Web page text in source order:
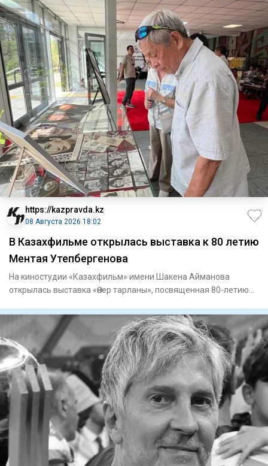
https://kazpravda.kz
08 Августа 2026 18:02
В Казахфильме открылась выставка к 80 летию
Ментая Утепбергенова
На киностудии «Казахфильм» имени Шакена Айманова
открылась выставка «Өнер тарланы», посвященная 80-летию